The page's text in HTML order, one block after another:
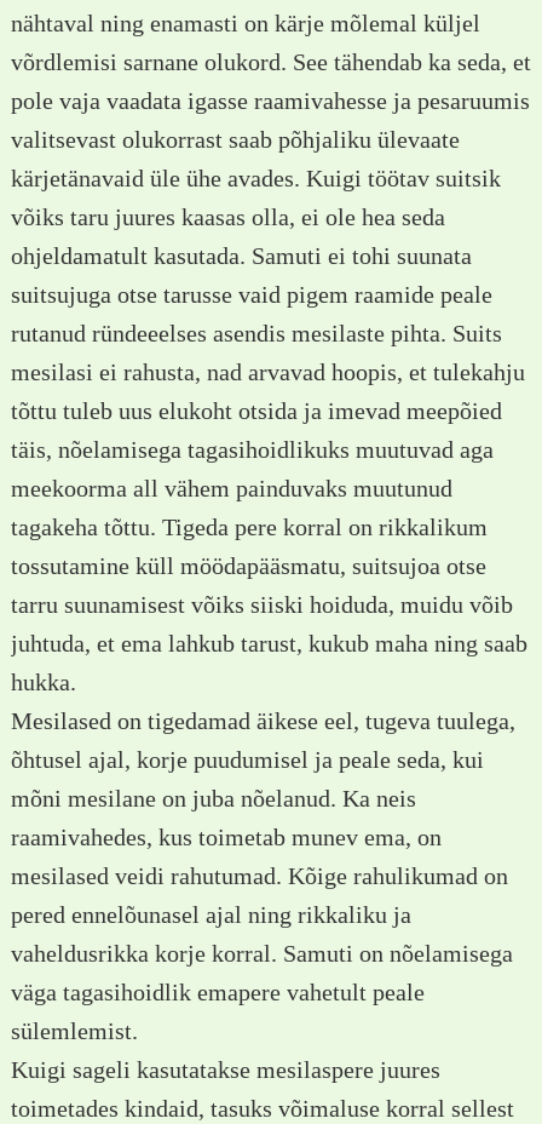
nähtaval ning enamasti on kärje mõlemal küljel
võrdlemisi sarnane olukord. See tähendab ka seda, et
pole vaja vaadata igasse raamivahesse ja pesaruumis
valitsevast olukorrast saab põhjaliku ülevaate
kärjetänavaid üle ühe avades. Kuigi töötav suitsik
võiks taru juures kaasas olla, ei ole hea seda
ohjeldamatult kasutada. Samuti ei tohi suunata
suitsujuga otse tarusse vaid pigem raamide peale
rutanud ründeeelses asendis mesilaste pihta. Suits
mesilasi ei rahusta, nad arvavad hoopis, et tulekahju
tõttu tuleb uus elukoht otsida ja imevad meepõied
täis, nõelamisega tagasihoidlikuks muutuvad aga
meekoorma all vähem painduvaks muutunud
tagakeha tõttu. Tigeda pere korral on rikkalikum
tossutamine küll möödapääsmatu, suitsujoa otse
tarru suunamisest võiks siiski hoiduda, muidu võib
juhtuda, et ema lahkub tarust, kukub maha ning saab
hukka.
Mesilased on tigedamad äikese eel, tugeva tuulega,
õhtusel ajal, korje puudumisel ja peale seda, kui
mõni mesilane on juba nõelanud. Ka neis
raamivahedes, kus toimetab munev ema, on
mesilased veidi rahutumad. Kõige rahulikumad on
pered ennelõunasel ajal ning rikkaliku ja
vaheldusrikka korje korral. Samuti on nõelamisega
väga tagasihoidlik emapere vahetult peale
sülemlemist.
Kuigi sageli kasutatakse mesilaspere juures
toimetades kindaid, tasuks võimaluse korral sellest